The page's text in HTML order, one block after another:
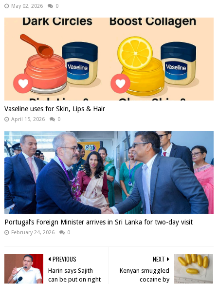
May 02, 2026 0
Vaseline uses for Skin, Lips & Hair
April 15, 2026 0
Portugal’s Foreign Minister arrives in Sri Lanka for two-day visit
February 24, 2026 0
NEXT
Kenyan smuggled
cocaine by
PREVIOUS
Harin says Sajith
can be put on right